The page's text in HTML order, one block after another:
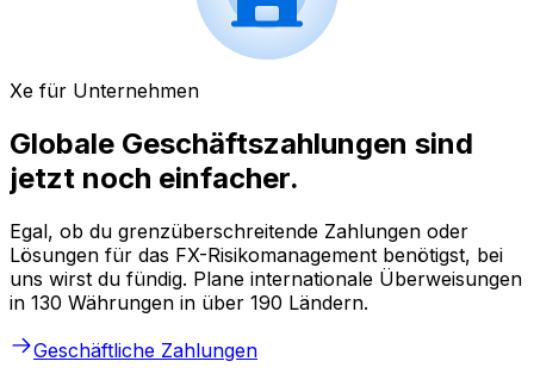
Xe für Unternehmen
Globale Geschäftszahlungen sind
jetzt noch einfacher.
Egal, ob du grenzüberschreitende Zahlungen oder
Lösungen für das FX-Risikomanagement benötigst, bei
uns wirst du fündig. Plane internationale Überweisungen
in 130 Währungen in über 190 Ländern.
Geschäftliche Zahlungen